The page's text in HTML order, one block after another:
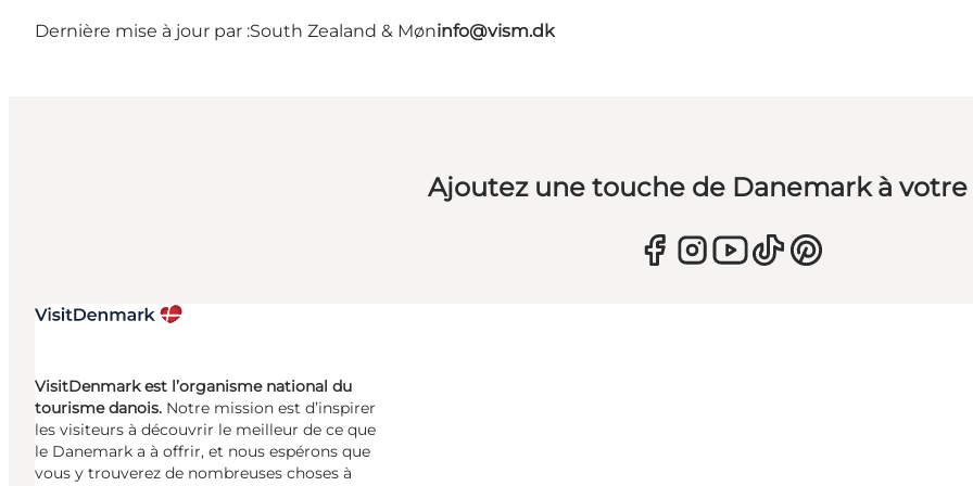
Dernière mise à jour par :South Zealand & Møninfo@vism.dk
Ajoutez une touche de Danemark à
VisitDenmark est l’organisme national du
tourisme danois. Notre mission est d’inspirer
les visiteurs à découvrir le meilleur de ce que
le Danemark a à offrir, et nous espérons que
vous y trouverez de nombreuses choses à